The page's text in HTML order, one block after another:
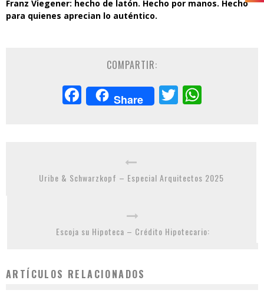
Franz Viegener: hecho de latón. Hecho por manos. Hecho
para quienes aprecian lo auténtico.
COMPARTIR:
Facebook
Share Twitter
Uribe & Schwarzkopf – Especial Arquitectos 2025
Escoja su Hipoteca – Crédito Hipotecario:
ARTÍCULOS RELACIONADOS